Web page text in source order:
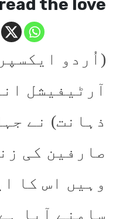
the love
(اُردو
آرٹیفیشل
ذہانت) نے
صارفین کی
وہیں اس کا
سامنے آیا